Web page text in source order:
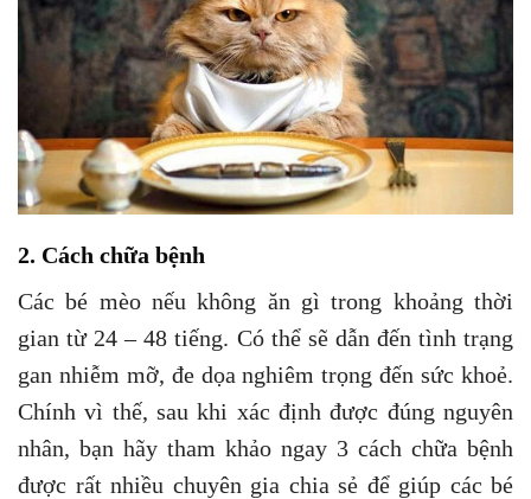
2. Cách chữa bệnh
Các bé mèo nếu không ăn gì trong khoảng thời
gian từ 24 – 48 tiếng. Có thể sẽ dẫn đến tình trạng
gan nhiễm mỡ, đe dọa nghiêm trọng đến sức khoẻ.
Chính vì thế, sau khi xác định được đúng nguyên
nhân, bạn hãy tham khảo ngay 3 cách chữa bệnh
được rất nhiều chuyên gia chia sẻ để giúp các bé